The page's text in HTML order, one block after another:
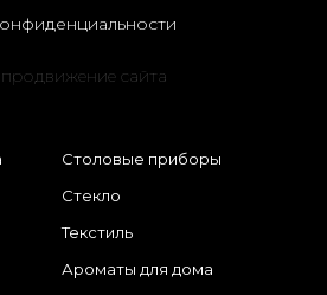
сайта
Столовые приборы
Стекло
Текстиль
Ароматы для дома